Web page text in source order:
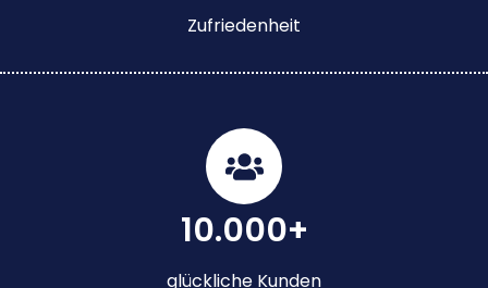
Zufriedenheit
10.000+
glückliche Kunden